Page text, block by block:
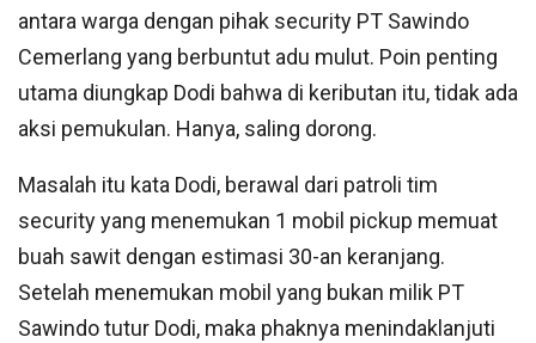
antara warga dengan pihak security PT Sawindo
Cemerlang yang berbuntut adu mulut. Poin penting
utama diungkap Dodi bahwa di keributan itu, tidak ada
aksi pemukulan. Hanya, saling dorong.
Masalah itu kata Dodi, berawal dari patroli tim
security yang menemukan 1 mobil pickup memuat
buah sawit dengan estimasi 30-an keranjang.
Setelah menemukan mobil yang bukan milik PT
Sawindo tutur Dodi, maka phaknya menindaklanjuti